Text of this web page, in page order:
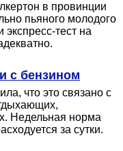
в провинции
пьяного молодого
экспресс-тест на
с бензином
что это связано с
Недельная норма
за сутки.